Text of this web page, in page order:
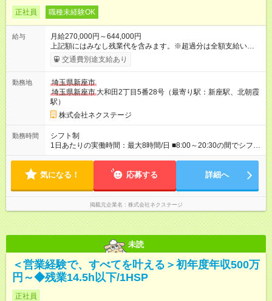
正社員 職種未経験OK
給与
月給270,000円～644,000円
上記額にはみなし残業代を含みます。※超過分は全額支給いたし
ます。 みなし残業代 59,000円／月 みなし残業時間 29時間／月
※スキル・能力等を考慮の上決定します。 ＼★ご希望の働き方
ーバル型（全国転勤あり） 月収32万円～64万4，000円 ※グロ
ーバル手当4万1，000円／月を含みます。 ■中域型（エリア内勤
務：県を跨ぐ転勤あり・転居は応相談） 月収29万円～60万7，
000円 ■地域限定型（転居を伴う転勤なし：通勤可能な範囲の
み） 月収270万～58万3，000円 【 昇給・賞与 】 ■昇給：年1
回 ■賞与：通常賞与/年4回＋チーム賞与/年2回（☆あなたの活躍
に合わせて支給！※規定あり） 【試用期間】試用期間あり 試用
交通費別途支給あり
勤務地
埼玉県新座市
埼玉県新座市 大和田2丁目5番28号（最寄り駅：新座駅、北朝霞
駅）
株式会社ネクステージ
勤務時間
シフト制
1日あたりの実働時間：最大8時間/日 ■8:00～20:30の間でシフト
制（実働8h／休憩60分） ※9:30～18:30（メイン時間帯）を軸
業が少なめなので、仕事終わりの趣味や家族と過ごす時間もた
気になる！ 応募する 詳細へ
掲載元企業名 株式会社ネクステージ
未読
＜営業経験で、すべてを叶える＞初年度年収500万
円～◆残業14.5h以下/1HSP
正社員